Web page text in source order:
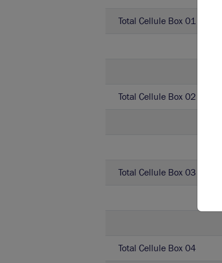
Total Cellule Box 01
Total Cellule Box 02
Total Cellule Box 03
Total Cellule Box 04